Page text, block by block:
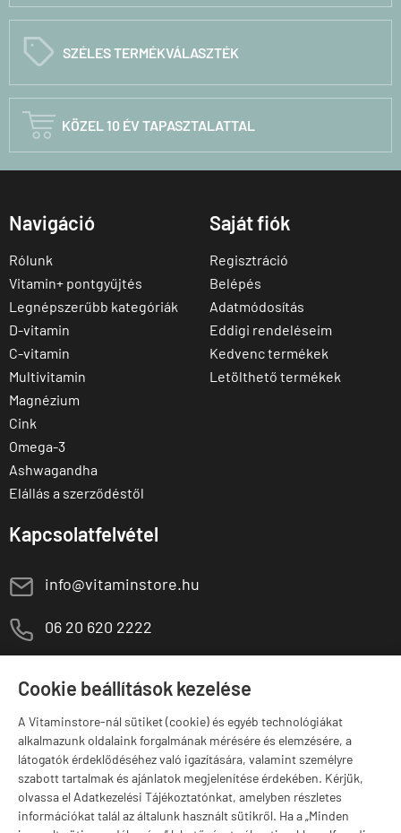
Cookie beállítások kezelése
A Vitaminstore-nál sütiket (cookie) és egyéb technológiákat
alkalmazunk oldalaink forgalmának mérésére és elemzésére, a
látogatók érdeklődéséhez való igazítására, valamint személyre
szabott tartalmak és ajánlatok megjelenítése érdekében. Kérjük,
olvassa el Adatkezelési Tájékoztatónkat, amelyben részletes
információkat talál az általunk használt sütikről. Ha a „Minden
C SZÉLES TERMÉKVÁLASZTÉK
 KÖZEL 10 ÉV TAPASZTALATTAL
Navigáció
Rólunk
Vitamin+ pontgyűjtés
Legnépszerűbb kategóriák
D-vitamin
C-vitamin
Multivitamin
Magnézium
Cink
Omega-3
Ashwagandha
Elállás a szerződéstől
Saját fiók
Regisztráció
Belépés
Adatmódosítás
Eddigi rendeléseim
Kedvenc termékek
Letölthető termékek
Kapcsolatfelvétel
E info@vitaminstore.hu
M 06 20 620 2222
Szugló u. 83-85.
Márkák